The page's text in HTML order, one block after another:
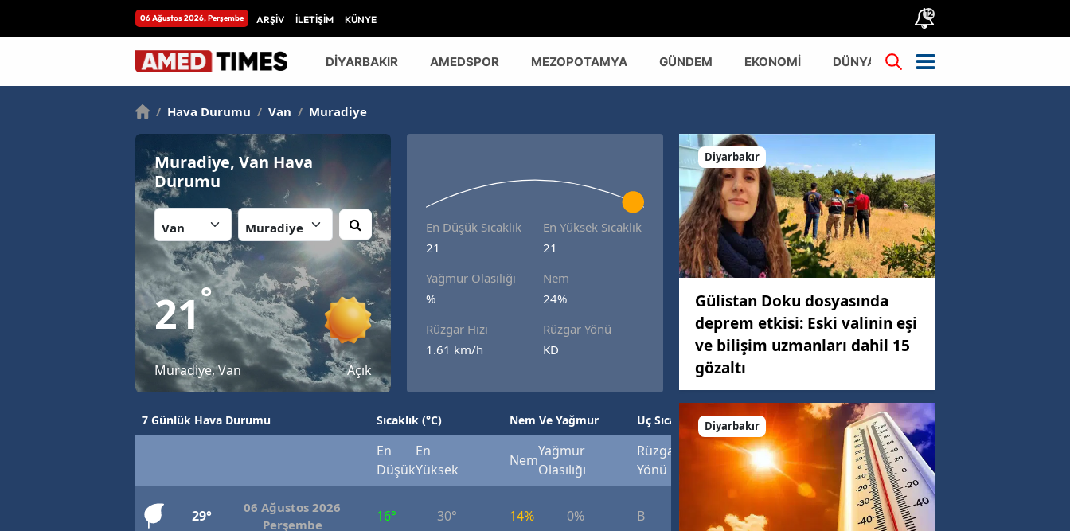
06 Ağustos 2026, Perşembe ARŞİV İLETİŞİM KÜNYE 12
DİYARBAKIR AMEDSPOR MEZOPOTAMYA GÜNDEM EKONOMİ DÜNYA TÜRKİYE
/ Hava Durumu / Van / Muradiye
Muradiye, Van Hava
Durumu
21°
Muradiye, Van Açık
En Düşük Sıcaklık
21
En Yüksek Sıcaklık
21
Yağmur Olasılığı
%
Nem
24%
Rüzgar Hızı
1.61 km/h
Rüzgar Yönü
KD
7 Günlük Hava Durumu Sıcaklık (°C) Nem Ve Yağmur Uç Sıcaklık (°C)
En
Düşük
En
Yüksek
Nem
Yağmur
Olasılığı
Rüzgar
Yönü
Rüzgar
29°
06 Ağustos 2026
Perşembe
16° 30° 14% 0% B 6.18 km/h
Diyarbakır
Gülistan Doku dosyasında
deprem etkisi: Eski valinin eşi
ve bilişim uzmanları dahil 15
gözaltı
Diyarbakır